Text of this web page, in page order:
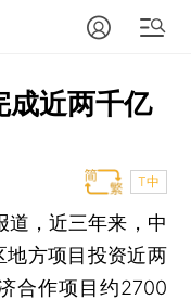
成近两千亿
T中
道，近三年来，中
地方项目投资近两
合作项目约2700